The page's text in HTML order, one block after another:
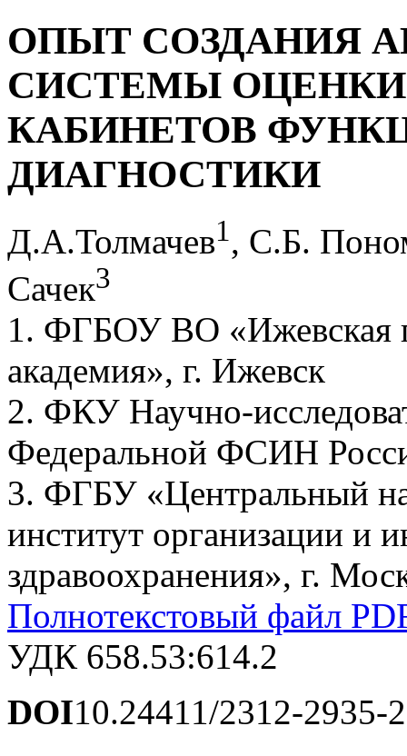
ОПЫТ СОЗДАНИЯ
СИСТЕМЫ ОЦЕНКИ
КАБИНЕТОВ
ДИАГНОСТИКИ
Д.А.Толмачев1, С.Б.
Сачек3
1. ФГБОУ ВО «Ижевская
академия», г. Ижевск
2. ФКУ Научно-
Федеральной ФСИН
3. ФГБУ «Центральный
институт организации и
здравоохранения», г.
Полнотекстовый файл
УДК 658.53:614.2
DOI10.24411/2312-2935-